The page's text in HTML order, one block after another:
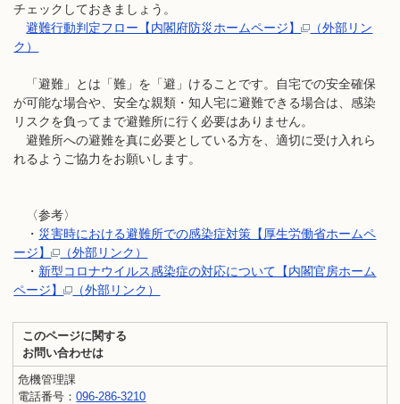
チェックしておきましょう。
避難行動判定フロー【内閣府防災ホームページ】
（外部リン
ク）
「避難」とは「難」を「避」けることです。自宅での安全確保
が可能な場合や、安全な親類・知人宅に避難できる場合は、感染
リスクを負ってまで避難所に行く必要はありません。
避難所への避難を真に必要としている方を、適切に受け入れら
れるようご協力をお願いします。
〈参考〉
・ 災害時における避難所での感染症対策【厚生労働省ホームペ
ージ】
（外部リンク）
・ 新型コロナウイルス感染症の対応について【内閣官房ホーム
ページ】
（外部リンク）
このページに関する
お問い合わせは
危機管理課
電話番号：096-286-3210